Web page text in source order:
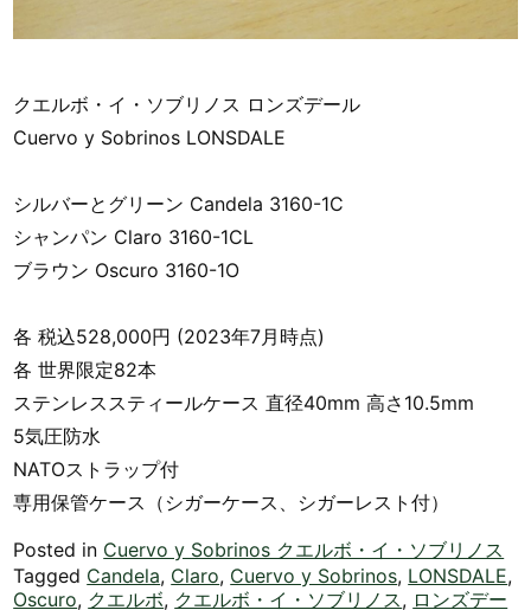
クエルボ・イ・ソブリノス ロンズデール
Cuervo y Sobrinos LONSDALE
シルバーとグリーン Candela 3160-1C
シャンパン Claro 3160-1CL
ブラウン Oscuro 3160-1O
各 税込528,000円 (2023年7月時点)
各 世界限定82本
ステンレススティールケース 直径40mm 高さ10.5mm
5気圧防水
NATOストラップ付
専用保管ケース（シガーケース、シガーレスト付）
Posted in Cuervo y Sobrinos クエルボ・イ・ソブリノス
Tagged Candela, Claro, Cuervo y Sobrinos, LONSDALE,
Oscuro, クエルボ, クエルボ・イ・ソブリノス, ロンズデー